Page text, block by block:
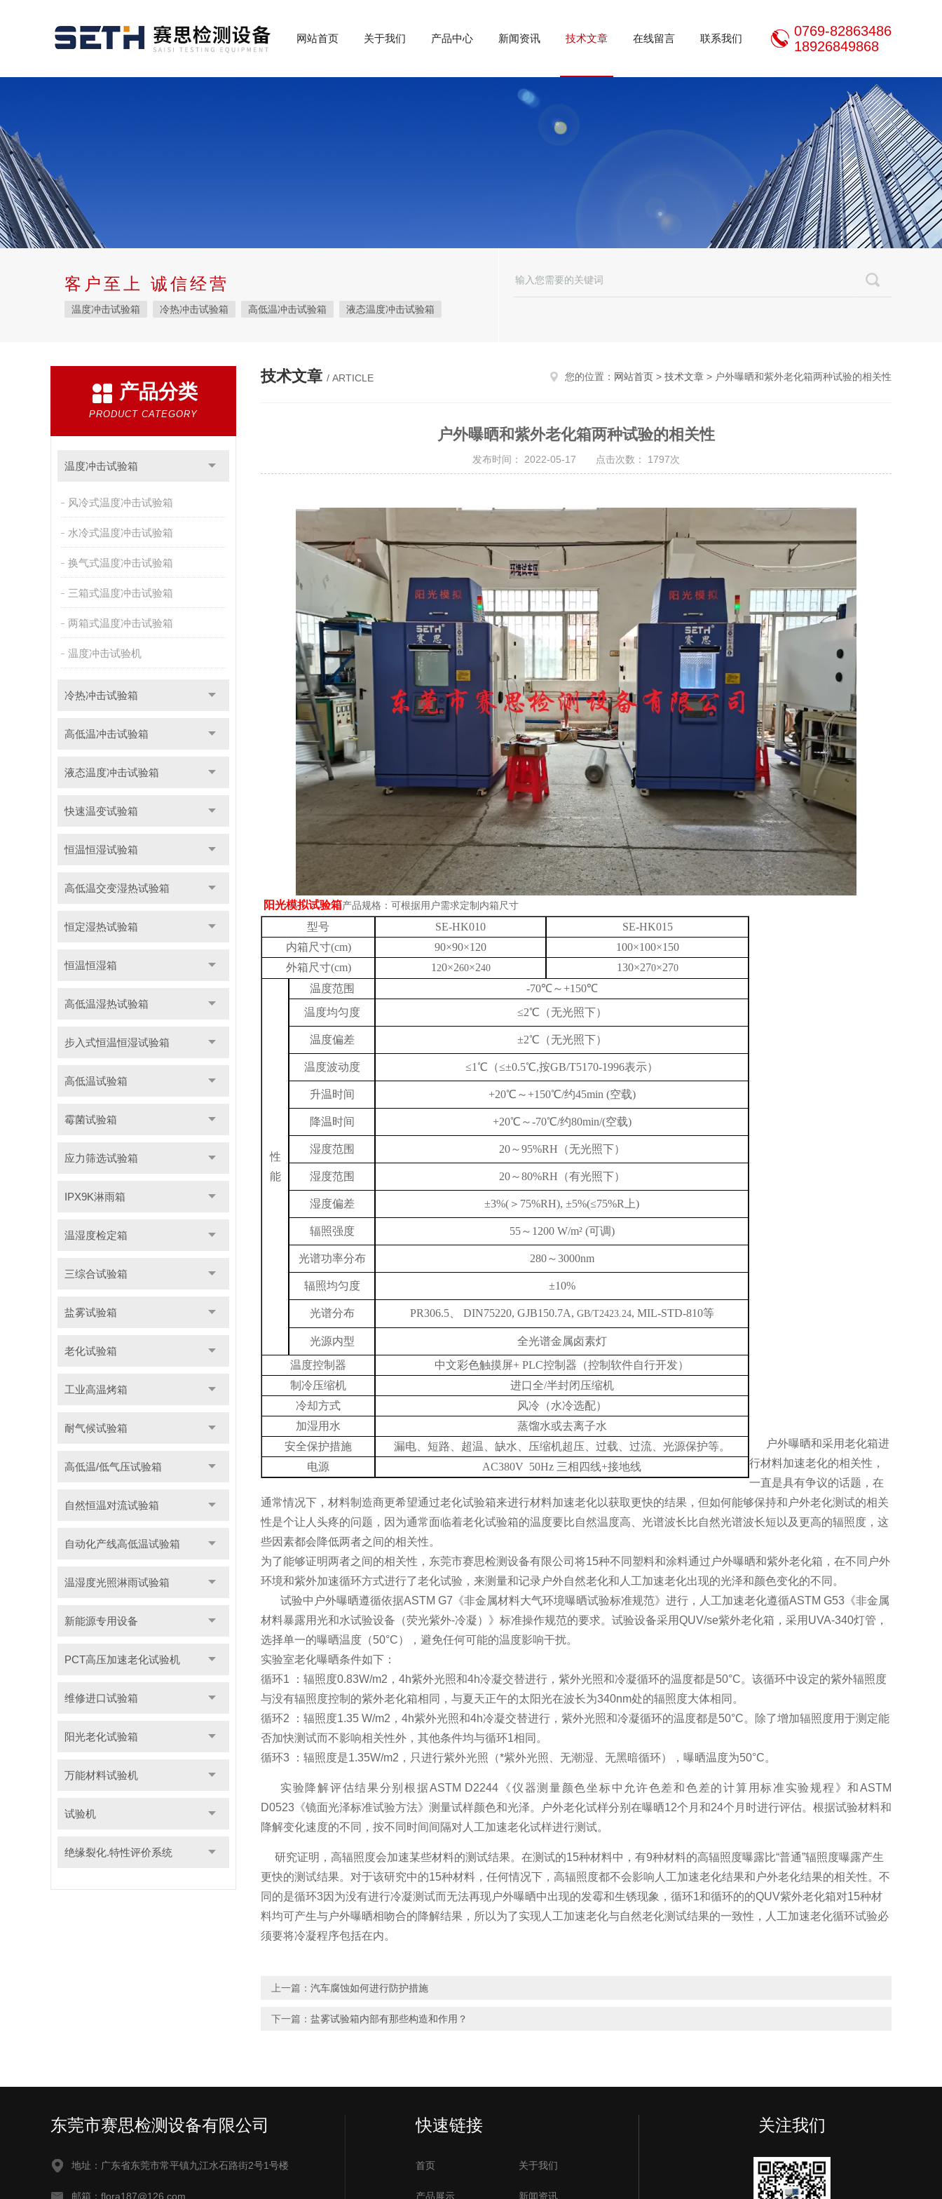
网站首页 关于我们 产品中心 新闻资讯 技术文章 在线留言 联系我们
0769-82863486
18926849868
客户至上 诚信经营
温度冲击试验箱 冷热冲击试验箱 高低温冲击试验箱 液态温度冲击试验箱
霉菌试验箱 应力筛选试验箱 IPX9K淋雨箱 温湿度检定箱
盐雾试验箱 老化试验箱
自然恒温对流试验箱 自动化产线高低温试验箱
新能源专用设备 PCT高压加速老化试验机
产品分类
PRODUCT CATEGORY
温度冲击试验箱
风冷式温度冲击试验箱
水冷式温度冲击试验箱
换气式温度冲击试验箱
三箱式温度冲击试验箱
两箱式温度冲击试验箱
温度冲击试验机
冷热冲击试验箱
高低温冲击试验箱
液态温度冲击试验箱
快速温变试验箱
恒温恒湿试验箱
高低温交变湿热试验箱
恒定湿热试验箱
恒温恒湿箱
高低温湿热试验箱
步入式恒温恒湿试验箱
高低温试验箱
霉菌试验箱
应力筛选试验箱
IPX9K淋雨箱
温湿度检定箱
三综合试验箱
盐雾试验箱
老化试验箱
工业高温烤箱
耐气候试验箱
高低温/低气压试验箱
自然恒温对流试验箱
自动化产线高低温试验箱
温湿度光照淋雨试验箱
新能源专用设备
PCT高压加速老化试验机
维修进口试验箱
阳光老化试验箱
万能材料试验机
试验机
绝缘裂化.特性评价系统
技术文章 / ARTICLE 您的位置： 网站首页 > 技术文章 > 户外曝晒和紫外老化箱两种试验的相关性
户外曝晒和紫外老化箱两种试验的相关性
发布时间： 2022-05-17 点击次数： 1797次
阳光模拟试验箱产品规格：可根据用户需求定制内箱尺寸
型号 SE-HK010
SE-HK015
内箱尺寸(cm)
90×90×120
100×100×150
外箱尺寸(cm)
1 20×260×240 130×270×270
性
能
温度范围
-70℃～+150℃
温度均匀度
≤2℃（无光照下）
温度偏差 ±2℃（无光照下）
温度波动度 ≤1℃（≤±0.5℃,按GB/T5170-1996表示）
升温时间 +20℃～+150℃/约45min (空载)
降温时间 +20℃～-70℃/约80min/(空载)
湿度范围 20～95%RH（无光照下）
湿度范围 20～80%RH（有光照下）
湿度偏差 ±3%(＞75%RH), ±5%(≤75%R上)
辐照强度 55～1200 W/m² (可调)
光谱功率分布 280～3000nm
辐照均匀度 ±10%
光谱分布 PR306.5、 DIN75220, GJB150.7A, GB/T2423.24, MIL-STD-810等
光源内型
全光谱金属卤素灯
温度控制器
中文彩色触摸屏+ PLC控制器（控制软件自行开发）
制冷压缩机
进口全/半封闭压缩机
冷却方式
风冷（水冷选配）
加湿用水
蒸馏水或去离子水
安全保护措施
漏电、短路、超温、缺水、压缩机超压、过载、过流、光源保护等。
电源
AC380V 50Hz 三相四线+接地线
户外曝晒和采用老化箱进
行材料加速老化的相关性，
一直是具有争议的话题，在
通常情况下，材料制造商更希望通过老化试验箱来进行材料加速老化以获取更快的结果，但如何能够保持和户外老化测试的相关
性是个让人头疼的问题，因为通常面临着老化试验箱的温度要比自然温度高、光谱波长比自然光谱波长短以及更高的辐照度，这
些因素都会降低两者之间的相关性。
为了能够证明两者之间的相关性，东莞市赛思检测设备有限公司将15种不同塑料和涂料通过户外曝晒和紫外老化箱，在不同户外
环境和紫外加速循环方式进行了老化试验，来测量和记录户外自然老化和人工加速老化出现的光泽和颜色变化的不同。
试验中户外曝晒遵循依据ASTM G7《非金属材料大气环境曝晒试验标准规范》进行，人工加速老化遵循ASTM G53《非金属
材料暴露用光和水试验设备（荧光紫外-冷凝）》标准操作规范的要求。试验设备采用QUV/se紫外老化箱，采用UVA-340灯管，
选择单一的曝晒温度（50°C），避免任何可能的温度影响干扰。
实验室老化曝晒条件如下：
循环1 ：辐照度0.83W/m2，4h紫外光照和4h冷凝交替进行，紫外光照和冷凝循环的温度都是50°C。该循环中设定的紫外辐照度
与没有辐照度控制的紫外老化箱相同，与夏天正午的太阳光在波长为340nm处的辐照度大体相同。
循环2 ：辐照度1.35 W/m2，4h紫外光照和4h冷凝交替进行，紫外光照和冷凝循环的温度都是50°C。除了增加辐照度用于测定能
否加快测试而不影响相关性外，其他条件均与循环1相同。
循环3 ：辐照度是1.35W/m2，只进行紫外光照（*紫外光照、无潮湿、无黑暗循环），曝晒温度为50°C。
实验降解评估结果分别根据ASTM D2244《仪器测量颜色坐标中允许色差和色差的计算用标准实验规程》和ASTM
D0523《镜面光泽标准试验方法》测量试样颜色和光泽。户外老化试样分别在曝晒12个月和24个月时进行评估。根据试验材料和
降解变化速度的不同，按不同时间间隔对人工加速老化试样进行测试。
研究证明，高辐照度会加速某些材料的测试结果。在测试的15种材料中，有9种材料的高辐照度曝露比“普通”辐照度曝露产生
更快的测试结果。对于该研究中的15种材料，任何情况下，高辐照度都不会影响人工加速老化结果和户外老化结果的相关性。不
同的是循环3因为没有进行冷凝测试而无法再现户外曝晒中出现的发霉和生锈现象，循环1和循环的的QUV紫外老化箱对15种材
料均可产生与户外曝晒相吻合的降解结果，所以为了实现人工加速老化与自然老化测试结果的一致性，人工加速老化循环试验必
须要将冷凝程序包括在内。
上一篇： 汽车腐蚀如何进行防护措施
下一篇： 盐雾试验箱内部有那些构造和作用？
东莞市赛思检测设备有限公司
地址：广东省东莞市常平镇九江水石路街2号1号楼
邮箱：flora187@126.com
快速链接
首页 关于我们
产品展示 新闻资讯
关注我们